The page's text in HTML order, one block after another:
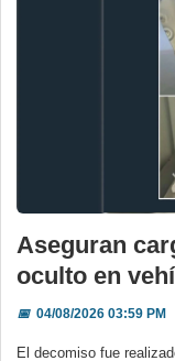
Aseguran
oculto en
📅04/08/2026 03:59 PM
El decomiso fue